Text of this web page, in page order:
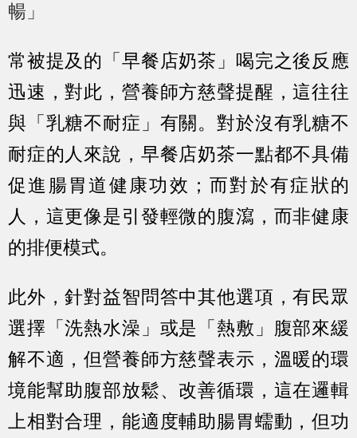
暢」
常被提及的「早餐店奶茶」喝完之後反應
迅速，對此，營養師方慈聲提醒，這往往
與「乳糖不耐症」有關。對於沒有乳糖不
耐症的人來說，早餐店奶茶一點都不具備
促進腸胃道健康功效；而對於有症狀的
人，這更像是引發輕微的腹瀉，而非健康
的排便模式。
此外，針對益智問答中其他選項，有民眾
選擇「洗熱水澡」或是「熱敷」腹部來緩
解不適，但營養師方慈聲表示，溫暖的環
境能幫助腹部放鬆、改善循環，這在邏輯
上相對合理，能適度輔助腸胃蠕動，但功